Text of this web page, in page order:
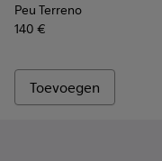
Peu Terreno
140 €
Toevoegen